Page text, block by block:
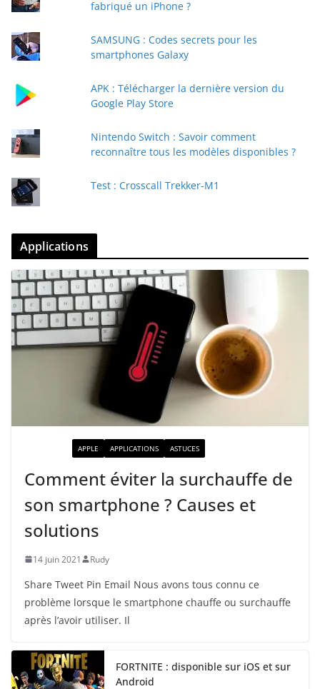
fabriqué un iPhone ?
SAMSUNG : Codes secrets pour les
smartphones Galaxy
APK : Télécharger la dernière version du
Google Play Store
Nintendo Switch : Savoir comment
reconnaître tous les modèles disponibles ?
Test : Crosscall Trekker-M1
Applications
APPLE APPLICATIONS ASTUCES
Comment éviter la surchauffe de
son smartphone ? Causes et
solutions
14 juin 2021 Rudy
Share Tweet Pin Email Nous avons tous connu ce
problème lorsque le smartphone chauffe ou surchauffe
après l’avoir utiliser. Il
FORTNITE : disponible sur iOS et sur
Android